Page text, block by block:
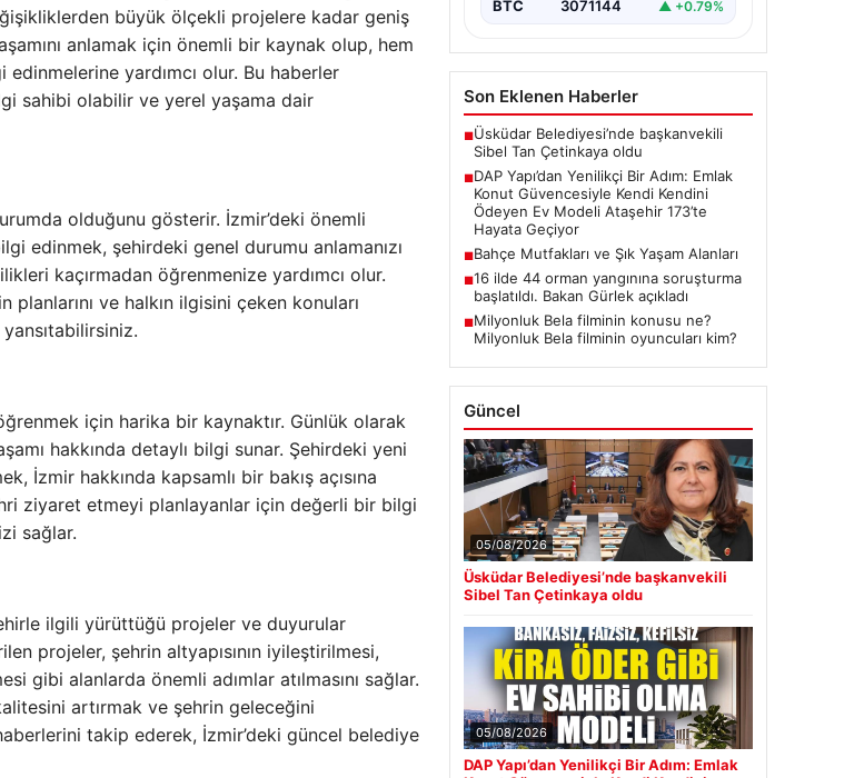
büyük ölçekli projelere kadar geniş
anlamak için önemli bir kaynak olup, hem
yardımcı olur. Bu haberler
sahibi olabilir ve yerel yaşama dair
olduğunu gösterir. İzmir’deki önemli
edinmek, şehirdeki genel durumu anlamanızı
kaçırmadan öğrenmenize yardımcı olur.
ve halkın ilgisini çeken konuları
için harika bir kaynaktır. Günlük olarak
hakkında detaylı bilgi sunar. Şehirdeki yeni
İzmir hakkında kapsamlı bir bakış açısına
ziyaret etmeyi planlayanlar için değerli bir bilgi
sağlar.
ilgili yürüttüğü projeler ve duyurular
projeler, şehrin altyapısının iyileştirilmesi,
gibi alanlarda önemli adımlar atılmasını sağlar.
artırmak ve şehrin geleceğini
takip ederek, İzmir’deki güncel belediye
DAP Gayrimenkul Geliştirme,
BTC 3071144 ▲ +0.79%
Son Eklenen Haberler
■Üsküdar Belediyesi’nde başkanvekili
Sibel Tan Çetinkaya oldu
■DAP Yapı’dan Yenilikçi Bir Adım: Emlak
Konut Güvencesiyle Kendi Kendini
Ödeyen Ev Modeli Ataşehir 173’te
Hayata Geçiyor
■Bahçe Mutfakları ve Şık Yaşam Alanları
■16 ilde 44 orman yangınına soruşturma
başlatıldı. Bakan Gürlek açıkladı
■Milyonluk Bela filminin konusu ne?
Milyonluk Bela filminin oyuncuları kim?
Güncel
05/08/2026
Üsküdar Belediyesi’nde başkanvekili
Sibel Tan Çetinkaya oldu
05/08/2026
DAP Yapı’dan Yenilikçi Bir Adım: Emlak